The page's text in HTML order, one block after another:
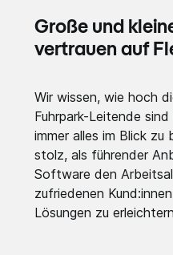
Große und
vertrauen auf
Wir wissen, wie hoch
Fuhrpark-Leitende
immer alles im Blick zu
stolz, als führender
Software den
zufriedenen
Lösungen zu